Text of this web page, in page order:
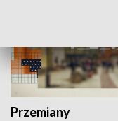
Przemiany